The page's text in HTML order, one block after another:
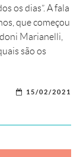
os dias”. A fala
que começou
Marianelli,
são os
15/02/2021